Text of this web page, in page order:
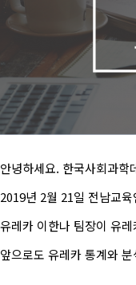
안녕하세요. 한국사회과학
2019년 2월 21일 전남교
유레카 이한나 팀장이 유
앞으로도 유레카 통계와